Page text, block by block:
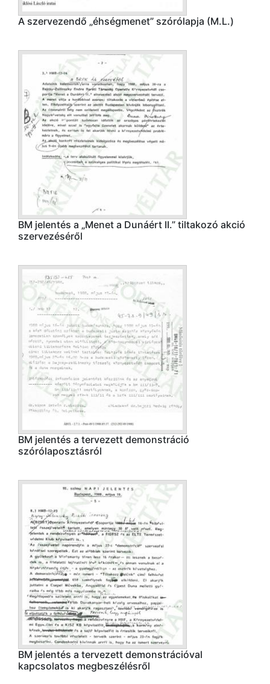
A szervezendő „éhségmenet” szórólapja (M.L.)
BM jelentés a „Menet a Dunáért II.” tiltakozó akció
szervezéséről
BM jelentés a tervezett demonstráció
szórólaposztásról
BM jelentés a tervezett demonstrációval
kapcsolatos megbeszélésről